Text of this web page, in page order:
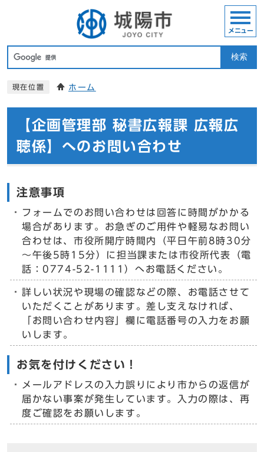
検索
メニュー
現在位置 ホーム
【企画管理部 秘書広報課 広報広
聴係】へのお問い合わせ
注意事項
フォームでのお問い合わせは回答に時間がかかる
場合があります。お急ぎのご用件や軽易なお問い
合わせは、市役所開庁時間内（平日午前8時30分
～午後5時15分）に担当課または市役所代表（電
話：0774-52-1111）へお電話ください。
詳しい状況や現場の確認などの際、お電話させて
いただくことがあります。差し支えなければ、
「お問い合わせ内容」欄に電話番号の入力をお願
いします。
お気を付けください！
メールアドレスの入力誤りにより市からの返信が
届かない事案が発生しています。入力の際は、再
度ご確認をお願いします。